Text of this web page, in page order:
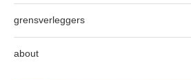
grensverleggers
about